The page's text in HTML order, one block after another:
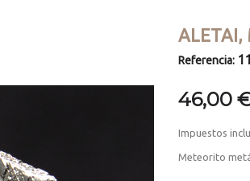
ALETAI,
Referencia:
46,00
Impuestos
Meteorito